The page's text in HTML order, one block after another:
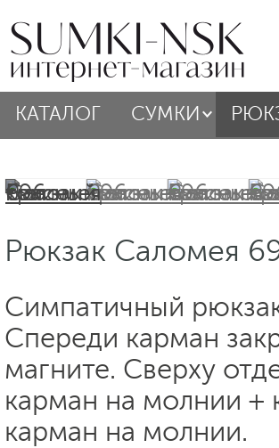
КАТАЛОГ СУМКИ
Рюкзак Саломея
Симпатичный
Спереди карман
магните. Сверху
карман на молнии +
карман на молнии.